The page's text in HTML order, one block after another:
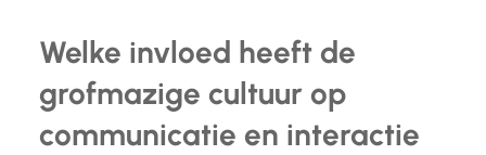
Welke invloed heeft de
grofmazige cultuur op
communicatie en interactie